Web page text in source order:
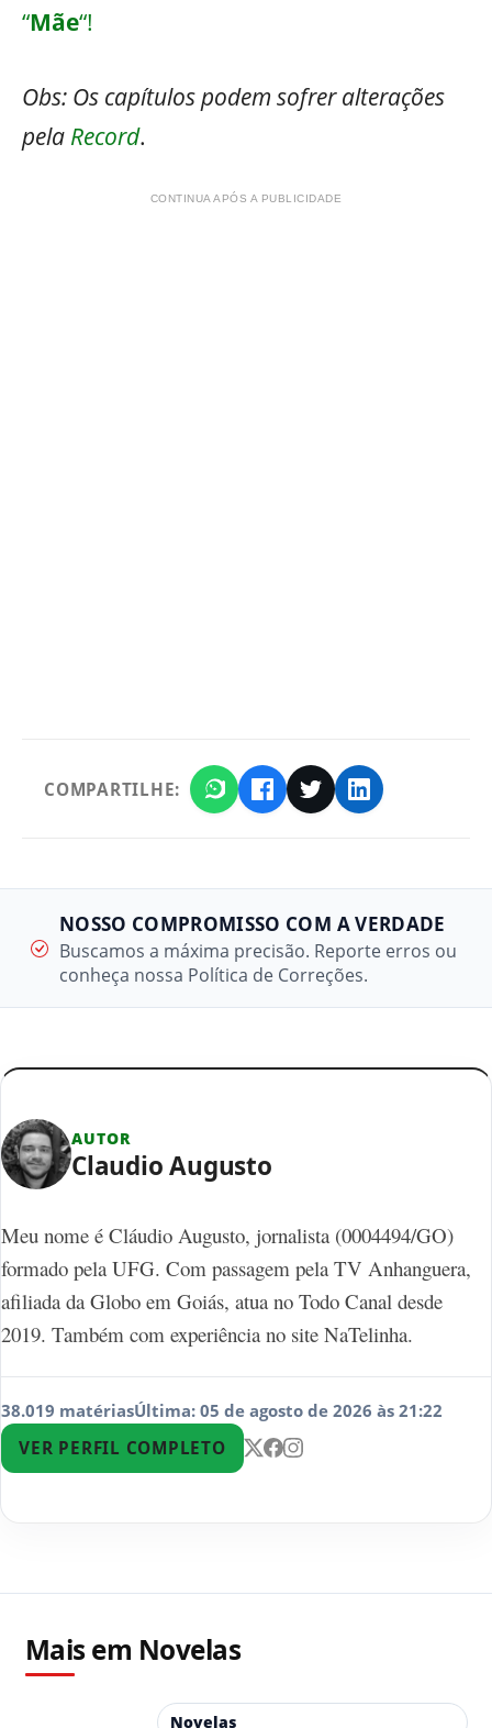
“Mãe“!
Obs: Os capítulos podem sofrer alterações
pela Record.
CONTINUA APÓS A PUBLICIDADE
COMPARTILHE:
NOSSO COMPROMISSO COM A VERDADE
Buscamos a máxima precisão. Reporte erros ou
conheça nossa Política de Correções.
AUTOR
Claudio Augusto
Meu nome é Cláudio Augusto, jornalista (0004494/GO)
formado pela UFG. Com passagem pela TV Anhanguera,
afiliada da Globo em Goiás, atua no Todo Canal desde
2019. Também com experiência no site NaTelinha.
38.019 matériasÚltima: 05 de agosto de 2026 às 21:22
VER PERFIL COMPLETO
Mais em Novelas
Novelas